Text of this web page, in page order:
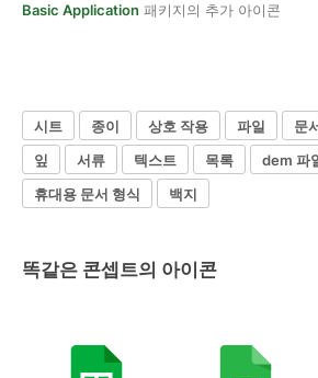
Basic Application 패키지의 추가 아이콘
시트 종이 상호 작용 파일 문
잎
서류 텍스트 목록 dem 파
휴대용 문서 형식
백지
똑같은 콘셉트의 아이콘